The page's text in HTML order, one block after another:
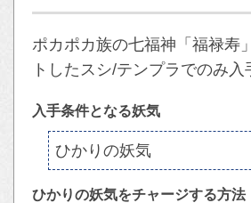
ポカポカ族の七福神「福禄寿
トしたスシ/テンプラでのみ入
入手条件となる妖気
ひかりの妖気
ひかりの妖気をチャージする方法